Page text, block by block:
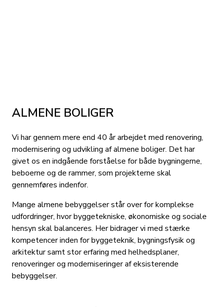
ALMENE BOLIGER
Vi har gennem mere end 40 år arbejdet med renovering,
modernisering og udvikling af almene boliger. Det har
givet os en indgående forståelse for både bygningerne,
beboerne og de rammer, som projekterne skal
gennemføres indenfor.
Mange almene bebyggelser står over for komplekse
udfordringer, hvor byggetekniske, økonomiske og sociale
hensyn skal balanceres. Her bidrager vi med stærke
kompetencer inden for byggeteknik, bygningsfysik og
arkitektur samt stor erfaring med helhedsplaner,
renoveringer og moderniseringer af eksisterende
bebyggelser.